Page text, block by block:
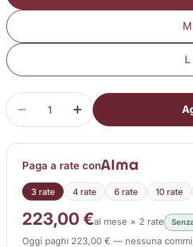
M
L
Quantità
Diminuisci la quantità per
Aumenta la
Paga a rate con
3 rate 4 rate 6 rate 10 rate
223,00 €al mese × 2 rate
Oggi paghi 223,00 € — nessuna